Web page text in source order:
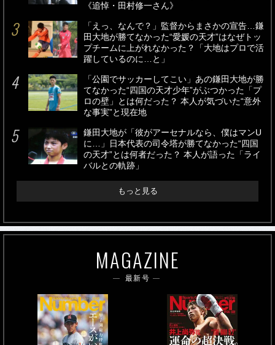
《追悼・田村修一さん》
「えっ、なんで？」監督からまさかの宣告…鎌
田大地が勝てなかった“愛媛の天才”はなぜトッ
プチームに上がれなかった？「大地はプロで活
躍しているのに…と」
「公園でサッカーしてこい」あの鎌田大地が勝
てなかった“四国の天才少年”がぶつかった「プ
ロの壁」とは何だった？ 本人が気づいた“意外
な事実”と現在地
鎌田大地が「彼がアーセナルなら、僕はマンU
に…」日本代表の司令塔が勝てなかった“四国
の天才”とは何者だった？ 本人が語った「ライ
バルとの軌跡」
もっと見る
MAGAZINE
最新号